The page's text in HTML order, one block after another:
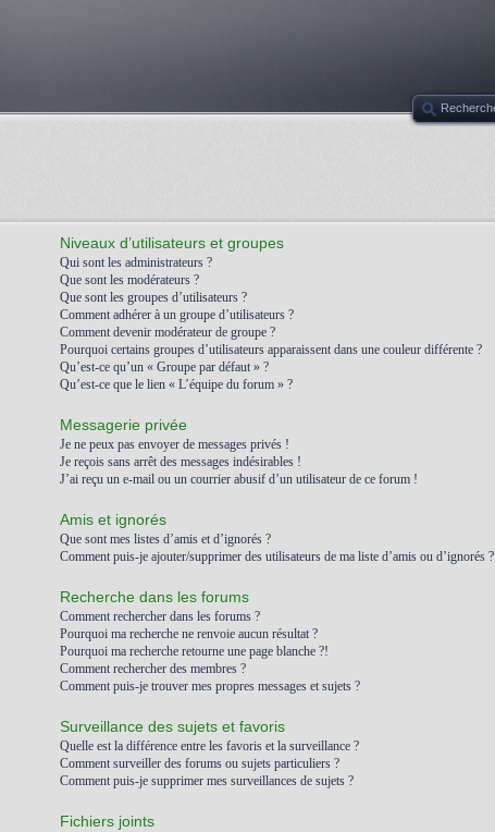
Niveaux d’utilisateurs et groupes
Qui sont les administrateurs ?
Que sont les modérateurs ?
Que sont les groupes d’utilisateurs ?
Comment adhérer à un groupe d’utilisateurs ?
Comment devenir modérateur de groupe ?
Pourquoi certains groupes d’utilisateurs apparaissent dans une couleur différente ?
Qu’est-ce qu’un « Groupe par défaut » ?
Qu’est-ce que le lien « L’équipe du forum » ?
Messagerie privée
Je ne peux pas envoyer de messages privés !
Je reçois sans arrêt des messages indésirables !
J’ai reçu un e-mail ou un courrier abusif d’un utilisateur de ce forum !
Amis et ignorés
Que sont mes listes d’amis et d’ignorés ?
Comment puis-je ajouter/supprimer des utilisateurs de ma liste d’amis ou d’ignorés ?
Recherche dans les forums
Comment rechercher dans les forums ?
Pourquoi ma recherche ne renvoie aucun résultat ?
Pourquoi ma recherche retourne une page blanche ?!
Comment rechercher des membres ?
Comment puis-je trouver mes propres messages et sujets ?
Surveillance des sujets et favoris
Quelle est la différence entre les favoris et la surveillance ?
Comment surveiller des forums ou sujets particuliers ?
Comment puis-je supprimer mes surveillances de sujets ?
Fichiers joints